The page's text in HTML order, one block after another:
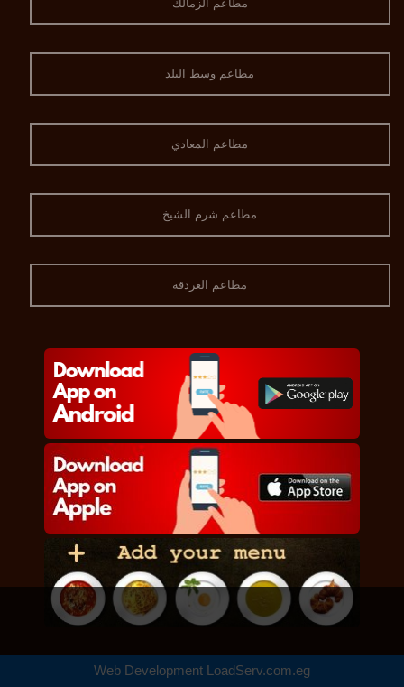
مطاعم الزمالك
مطاعم وسط البلد
مطاعم المعادي
مطاعم شرم الشيخ
مطاعم الغردقه
Web Development LoadServ.com.eg